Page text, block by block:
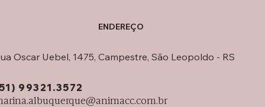
99321.3572
Oscar Uebel, 1475, Campestre, São Leopoldo - RS
ENDEREÇO